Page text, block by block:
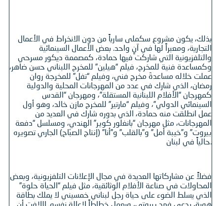
بذلك، يكون مشروع سكملى سارياً من دون الانخراط في الأعمال
التجارية، ومعبراً لها في آنٍ واحد. بعض الأعمال السينمائية
والتلفزيونية التي شاركت فيها حمادة، كمصممة ديكور مسرحي
وكمساعدة فنية للمخرج، فيلم “هيلين” للمخرج اللبناني حسن ضاهر،
عملت خلاله مساعدةَ مخرج فني، وفيلم “تفل” للمخرجة روان
رمضان، الذي شارك في عدد من المهرجانات المحلية والدولية
كمهرجان “الأفلام اللبنانية المستقلة”، ومهرجان “القدس
السينمائي الدولي”، وفيلم “مارتير” للمخرج مازن خالد، وهو أول
عمل انطلقت منه حمادة، الذي بدوره شارك في العديد من
المهرجانات، مثل مهرجان “بانغلور كوير” الهندي، ومسلسل “دفعة
بيروت” و”خيبة أمل” و”بالقلب” و”أنا” (إنتاج الصبّاح) الجاري تصويره
حالياً في لبنان.
فضلاً عن مشاركاتها العديدة في مجال الإعلانات التلفزيونية، وبعض
المحاولات في صناعة الأفلام الوثائقية، مثل فيلم “الحياة حلوة”
الذي يسلط الضوء على حياة رجل لبناني خمسيني لا يملك بطاقة
هوية، يدعى فهد بيروتي، ويعمل خطاطاً لإعالة نفسه. اللافت أن